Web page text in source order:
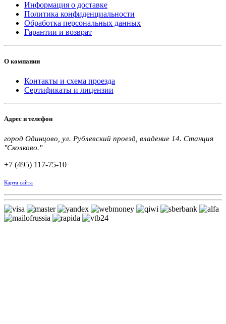
Информация о доставке
Политика конфиденциальности
Обработка персональных данных
Гарантии и возврат
О компании
Контакты и схема проезда
Сертификаты и лицензии
Адрес и телефон
город Одинцово, ул. Рублевский проезд, владение 14. Станция
"Сколково."
+7 (495) 117-75-10
Карта сайта